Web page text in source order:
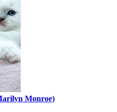
Monroe)